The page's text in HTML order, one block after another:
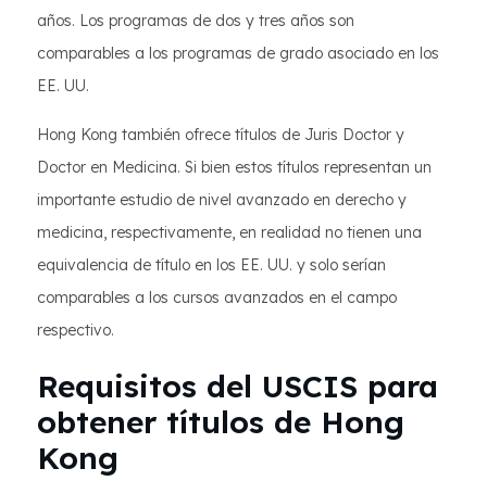
años. Los programas de dos y tres años son
comparables a los programas de grado asociado en los
EE. UU.
Hong Kong también ofrece títulos de Juris Doctor y
Doctor en Medicina. Si bien estos títulos representan un
importante estudio de nivel avanzado en derecho y
medicina, respectivamente, en realidad no tienen una
equivalencia de título en los EE. UU. y solo serían
comparables a los cursos avanzados en el campo
respectivo.
Requisitos del USCIS para
obtener títulos de Hong
Kong